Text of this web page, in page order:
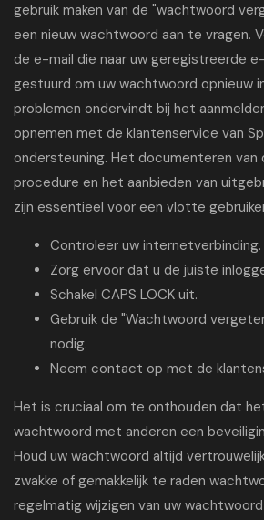
gebruik maken van de "wachtwoord
een nieuw wachtwoord aan te vragen.
de e-mail die naar uw geregistreerde
gestuurd om uw wachtwoord opnieuw
problemen ondervindt bij het
opnemen met de klantenservice van
ondersteuning. Het documenteren
procedure en het aanbieden van
zijn essentieel voor een vlotte
Controleer uw internetverbinding.
Zorg ervoor dat u de juiste
Schakel CAPS LOCK uit.
Gebruik de "Wachtwoord
nodig.
Neem contact op met de
Het is cruciaal om te onthouden dat
wachtwoord met anderen een
Houd uw wachtwoord altijd
zwakke of gemakkelijk te raden
regelmatig wijzigen van uw